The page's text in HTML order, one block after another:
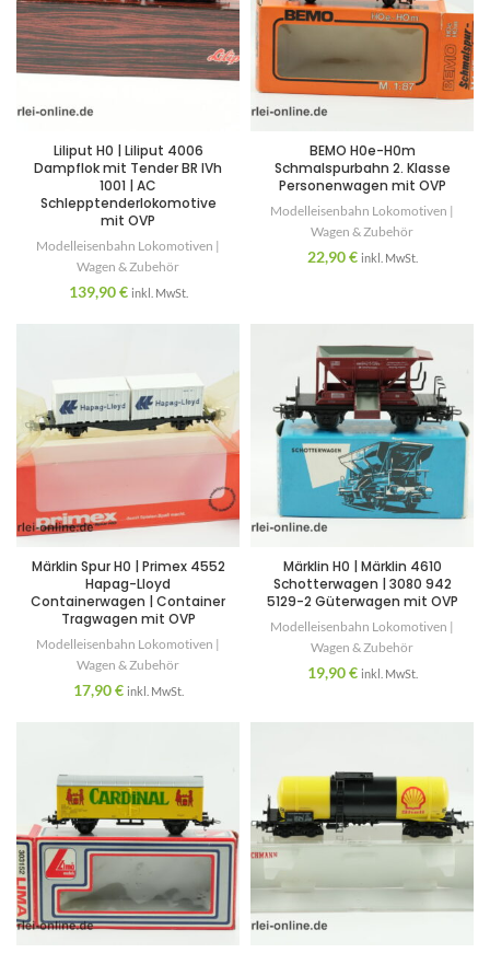
Liliput H0 | Liliput 4006
Dampflok mit Tender BR IVh
1001 | AC
Schlepptenderlokomotive
mit OVP
Modelleisenbahn Lokomotiven |
Wagen & Zubehör
139,90€ inkl. MwSt.
BEMO H0e-H0m
Schmalspurbahn 2. Klasse
Personenwagen mit OVP
Modelleisenbahn Lokomotiven |
Wagen & Zubehör
22,90€ inkl. MwSt.
Märklin Spur H0 | Primex 4552
Hapag-Lloyd
Containerwagen | Container
Tragwagen mit OVP
Modelleisenbahn Lokomotiven |
Wagen & Zubehör
17,90€ inkl. MwSt.
Märklin H0 | Märklin 4610
Schotterwagen | 3080 942
5129-2 Güterwagen mit OVP
Modelleisenbahn Lokomotiven |
Wagen & Zubehör
19,90€ inkl. MwSt.